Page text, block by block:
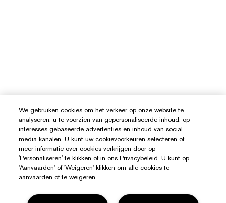
We gebruiken cookies om het verkeer op onze website te
analyseren, u te voorzien van gepersonaliseerde inhoud, op
interesses gebaseerde advertenties en inhoud van social
media kanalen. U kunt uw cookievoorkeuren selecteren of
meer informatie over cookies verkrijgen door op
'Personaliseren' te klikken of in ons Privacybeleid. U kunt op
'Aanvaarden' of 'Weigeren' klikken om alle cookies te
aanvaarden of te weigeren.